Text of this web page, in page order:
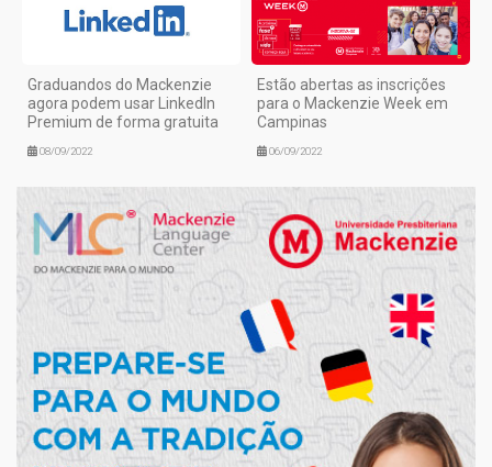
Graduandos do Mackenzie
agora podem usar LinkedIn
Premium de forma gratuita
08/09/2022
Estão abertas as inscrições
para o Mackenzie Week em
Campinas
06/09/2022